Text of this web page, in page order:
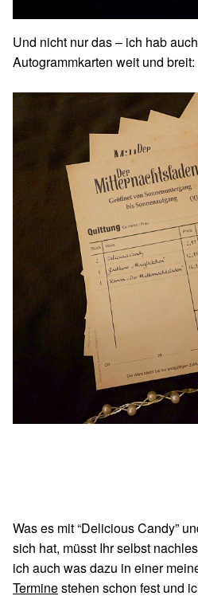
Und nicht nur das – ich hab
Autogrammkarten weit und breit:
Was es mit “Delicious Candy”
sich hat, müsst Ihr selbst
ich auch was dazu in einer
Terminestehen schon fest und